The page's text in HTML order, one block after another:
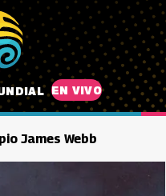
EN VIVO
James Webb